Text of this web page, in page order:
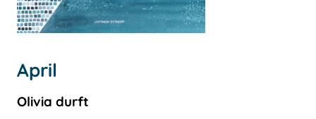
April
Olivia durft